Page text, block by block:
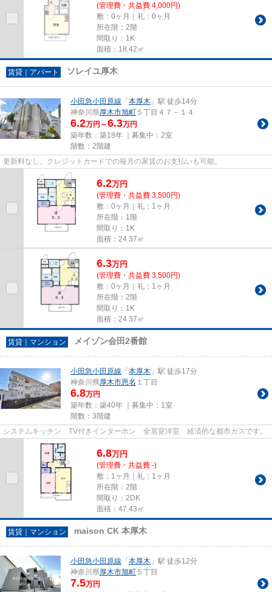
(管理費・共益費 4,000円)
敷：0ヶ月｜礼：0ヶ月
所在階：2階
間取り：1K
面積：18.42㎡
賃貸｜アパート ソレイユ厚木
小田急小田原線 「本厚木 」駅 徒歩14分
神奈川県厚木市旭町 ５丁目４７－１４
6.2万円～6.3万円
築年数：築18年 ｜募集中： 2室
階数：2階建
更新料なし。クレジットカードでの毎月の家賃のお支払いも可能。
6.2万円
(管理費・共益費 3,500円)
敷：0ヶ月｜礼：1ヶ月
所在階：1階
間取り：1K
面積：24.37㎡
6.3万円
(管理費・共益費 3,500円)
敷：0ヶ月｜礼：1ヶ月
所在階：2階
間取り：1K
面積：24.37㎡
賃貸｜マンション メイゾン会田2番館
小田急小田原線 「本厚木 」駅 徒歩17分
神奈川県厚木市恩名 １丁目
6.8万円
築年数：築40年 ｜募集中： 1室
階数：3階建
システムキッチン TV付きインターホン 全居室洋室 経済的な都市ガスです。
6.8万円
(管理費・共益費 -)
敷：1ヶ月｜礼：1ヶ月
所在階：2階
間取り：2DK
面積：47.43㎡
賃貸｜マンション maison CK 本厚木
小田急小田原線 「本厚木 」駅 徒歩12分
神奈川県厚木市旭町 ５丁目
7.5万円